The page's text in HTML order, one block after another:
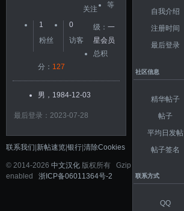
关注
1
粉丝
0
访客
等
级：一
星会员
总积
分： 127
男，1984-12-03
最后登录：2023-07-28
自我介绍
注册时间
最后登录
社区信息
精华帖子
帖子
平均日发帖
帖子签名
联系方式
QQ
联系我们 新帖速览 银行 清除Cookies
© 2014-2026 中文汉化 版权所有 Gzip
enabled 浙ICP备06011364号-2